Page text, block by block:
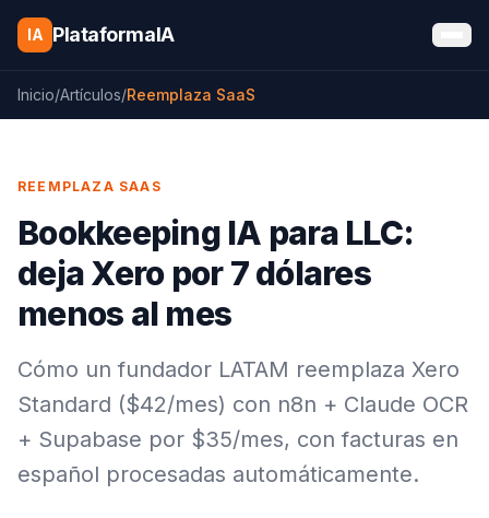
Saltar al contenido
IA PlataformaIA
Inicio/Artículos/Reemplaza SaaS
REEMPLAZA SAAS
Bookkeeping IA para LLC:
deja Xero por 7 dólares
menos al mes
Cómo un fundador LATAM reemplaza Xero
Standard ($42/mes) con n8n + Claude OCR
+ Supabase por $35/mes, con facturas en
español procesadas automáticamente.